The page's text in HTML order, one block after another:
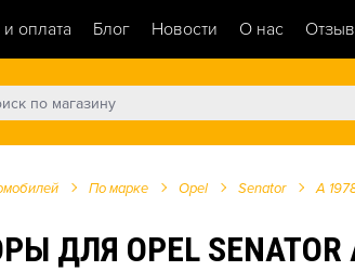
оплата Блог Новости О нас
По марке Opel Senator A
OPEL SENATOR